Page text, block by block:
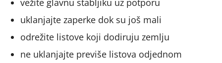
uklanjajte zaperke dok su još mali
odrežite listove koji dodiruju zemlju
ne uklanjajte previše listova odjednom